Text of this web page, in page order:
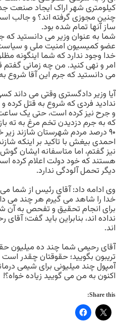
کیلومتری شهر اراک ایجاد صنعت
چنین مجوزی گرفته اند؟ و جالب
ساز آنها تمام شده بود.
شما به عنوان وزیر می دانستید
عضو کمیسیون امنیت ملی و
خدا وجود ندارد که شما اینگونه
امر و نهی کنید. من چه زمانی
می دانستید که جرم این آقا شروع
آیا وزیر دادگستری وقتی می داند
و جرح نیز کرده است، حتی یک ساعت
که به جرم دزدیدن تخم مرغ به ته
۹۰ درصد مردم شهرستان شازند زیر خط فقر هستند
احمدی بیغش با تاکید بر اینکه
هستند که خود دولت اعلام کرده
دیگر تحمل آلودگی ندارد.
وی ادامه داد: آقای رئیس از شما
خدا را شاهد می گیرم هر چند می
برای انجام تحقیق و تفحص به آن
نداده اند، بنابراین باید گفت؛
اند.
آقای رحیمی شما چند ده میلیون
تریبون بگویید؛ حقوقتان چقدر
آمپول چند میلیونی برای شیمی
اکنون به من می گویید زیاده خواه؟!
Share this: